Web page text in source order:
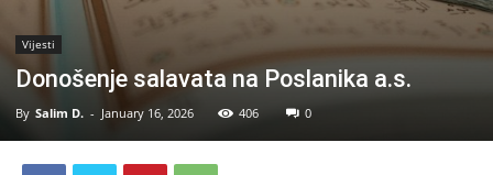
Vijesti
Donošenje salavata na Poslanika a.s.
By Salim D. - January 16, 2026 406 0